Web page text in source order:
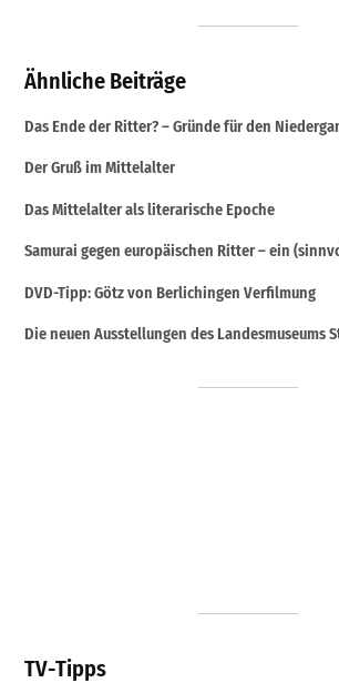
Ähnliche Beiträge
Das Ende der Ritter? – Gründe für den
Der Gruß im Mittelalter
Das Mittelalter als literarische Epoche
Samurai gegen europäischen Ritter – ein
DVD-Tipp: Götz von Berlichingen Verfilmung
Die neuen Ausstellungen des Landesmuseums
TV-Tipps